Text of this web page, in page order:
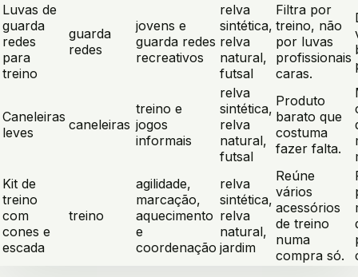
Luvas de
guarda
redes
para
treino
guarda
redes
jovens e
guarda redes
recreativos
relva
sintética,
relva
natural,
futsal
Filtra por
treino, não
por luvas
profissionais
caras.
Caneleiras
leves
caneleiras
treino e
jogos
informais
relva
sintética,
relva
natural,
futsal
Produto
barato que
costuma
fazer falta.
Kit de
treino
com
cones e
escada
treino
agilidade,
marcação,
aquecimento
e
coordenação
relva
sintética,
relva
natural,
jardim
Reúne
vários
acessórios
de treino
numa
compra só.